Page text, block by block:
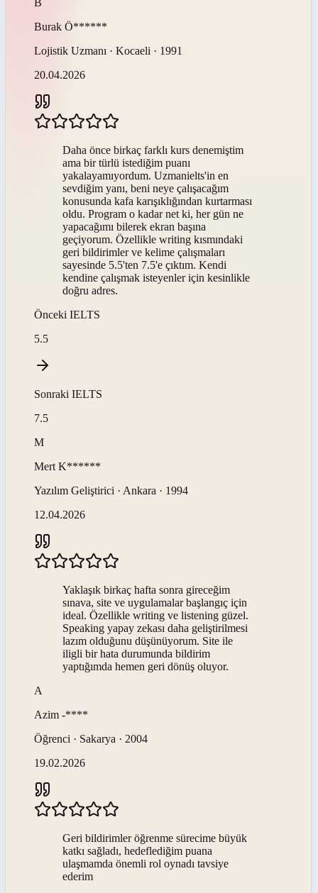
Burak Ö******
Lojistik Uzmanı · Kocaeli · 1991
20.04.2026
Daha önce birkaç farklı kurs denemiştim
ama bir türlü istediğim puanı
yakalayamıyordum. Uzmanielts'in en
sevdiğim yanı, beni neye çalışacağım
konusunda kafa karışıklığından kurtarması
oldu. Program o kadar net ki, her gün ne
yapacağımı bilerek ekran başına
geçiyorum. Özellikle writing kısmındaki
geri bildirimler ve kelime çalışmaları
sayesinde 5.5'ten 7.5'e çıktım. Kendi
kendine çalışmak isteyenler için kesinlikle
doğru adres.
Önceki IELTS
5.5
Sonraki IELTS
7.5
M
Mert K******
Yazılım Geliştirici · Ankara · 1994
12.04.2026
Yaklaşık birkaç hafta sonra gireceğim
sınava, site ve uygulamalar başlangıç için
ideal. Özellikle writing ve listening güzel.
Speaking yapay zekası daha geliştirilmesi
lazım olduğunu düşünüyorum. Site ile
iligli bir hata durumunda bildirim
yaptığımda hemen geri dönüş oluyor.
A
Azim -****
Öğrenci · Sakarya · 2004
19.02.2026
Geri bildirimler öğrenme sürecime büyük
katkı sağladı, hedeflediğim puana
ulaşmamda önemli rol oynadı tavsiye
ederim